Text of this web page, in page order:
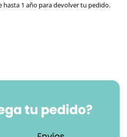
hasta 1 año para devolver tu pedido.